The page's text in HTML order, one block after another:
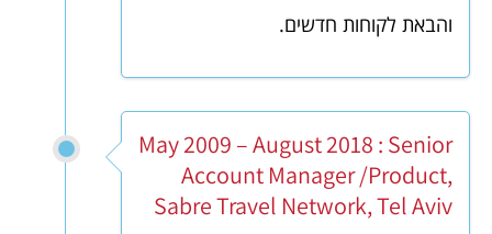
והבאת לקוחות חדשים.
May 2009 – August 2018 : Senior
Account Manager /Product,
Sabre Travel Network, Tel Aviv